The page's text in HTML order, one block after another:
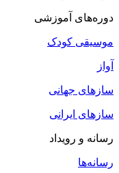
دوره‌های آموزشی
موسیقی کودک
آواز
سازهای جهانی
سازهای ایرانی
رسانه و رویداد
رسانه‌ها